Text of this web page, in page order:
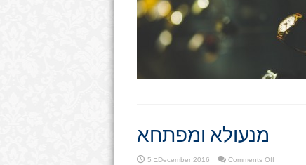
מנעולא ומפתחא
5 בDecember 2016 Comments Offon